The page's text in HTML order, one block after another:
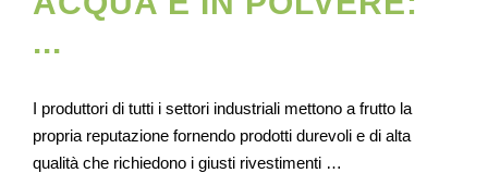
...
I produttori di tutti i settori industriali mettono a frutto la
propria reputazione fornendo prodotti durevoli e di alta
qualità che richiedono i giusti rivestimenti …